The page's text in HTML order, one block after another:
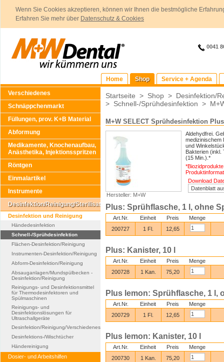
Wenn Sie Cookies akzeptieren, können wir Ihnen die bestmögliche
Erfahren Sie mehr über Datenschutz & Cookies
0041
Home Shop
Service + Agenda
Verschiedenes
Schnäppchenmarkt
Füllungen, prov. K+B Material
Abformung
Medikamente, Knochenaufbau,
Anästhetika, Injektionsspritzen
Röntgen
Einmalartikel
Instrumente
Desinfektion/Reinigung/Sterilisation
Desinfektion und Reinigung
Händedesinfektion
Schnell-/Sprühdesinfektion
Flächen-Desinfektion/Reinigung
Instrumenten-Desinfektion/Reinigung
Abform-Desinfektion/Reinigung
Absauganlagen/Mundspülbecken -
Desinfektion/Reinigung
Reinigungs- und Desinfektionsmittel
für Thermodesinfektoren und
Spülmaschinen
Reinigungs- und
Desinfektionslösungen für
Ultraschallgeräte
Desinfektion/Reinigung/Verschiedenes
Desinfektions-/Wischtücher
Händereinigung
Dosier- und Arbeitshilfen
Startseite > Shop > Desinfektion/
> Schnell-/Sprühdesinfektion >
M+W SELECT Sprühdesinfektion Plus
Hersteller: M+W
Aldehydfrei.
medizinischem
und
Bakterien (inkl.
(15 Min.).*
Download
Plus: Sprühflasche, 1 l, ohne
Art.Nr. Einheit Preis
Menge
200727
1 Fl. 12,65
Plus: Kanister, 10 l
Art.Nr. Einheit Preis
Menge
200728
1 Kan. 75,20
Plus lemon: Sprühflasche, 1 l,
Art.Nr. Einheit Preis
Menge
200729
1 Fl. 12,65
Plus lemon: Kanister, 10 l
Art.Nr. Einheit Preis
Menge
200730
1 Kan. 75,20